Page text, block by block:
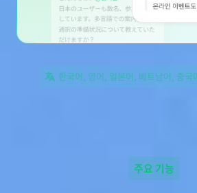
한국어, 영어, 일본어, 베트남어, 중국
주요 기능